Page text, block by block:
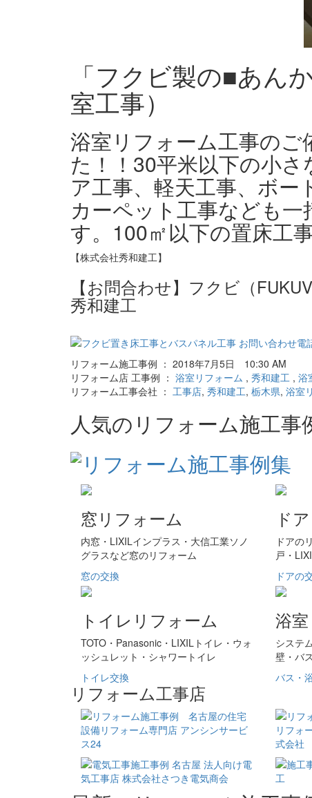
「フクビ製の■あん
室工事）
浴室リフォーム工事の
た！！30平米以下の小
ア工事、軽天工事、ボ
カーペット工事なども
す。100㎡以下の置床工
【株式会社秀和建工】
【お問合わせ】フクビ（
秀和建工
リフォーム施工事例 ： 2018年7月5日 10:30 AM
リフォーム店 工事例 ： 浴室リフォーム , 秀和建工 , 浴
リフォーム工事会社 ： 工事店, 秀和建工, 栃木県, 浴室
人気のリフォーム施工事
窓リフォーム
内窓・LIXILインプラス・大信工業ソノ
グラスなど窓のリフォーム
窓の交換
ド
ドアの
戸・
ドアの
トイレリフォーム
TOTO・Panasonic・LIXILトイレ・ウォ
ッシュレット・シャワートイレ
トイレ交換
浴
システ
壁・バ
バス・
リフォーム工事店